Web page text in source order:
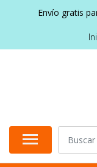
Envío gratis